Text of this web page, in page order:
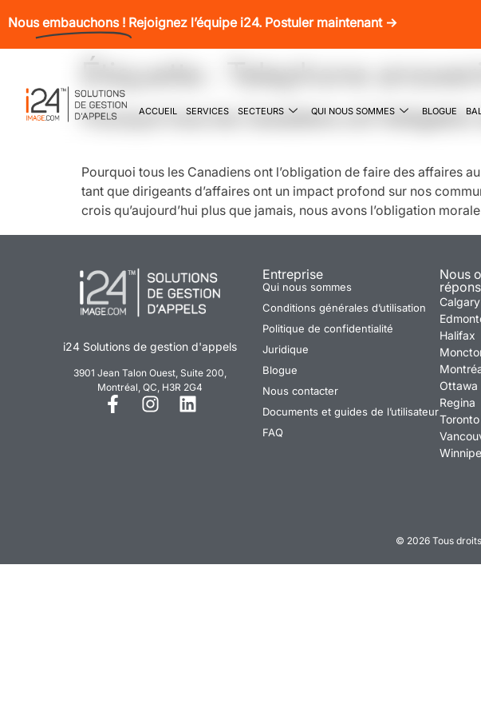
Nousembauchons ! Rejoignez l’équipe i24. Postuler maintenant →
ACCUEIL SERVICES SECTEURS QUI NOUS SOMMES BLOGUE
Étiquette : Telephone
Pourquoi tous les Canadiens ont
Pourquoi tous les Canadiens ont l’obligation de faire des affaires
tant que dirigeants d’affaires ont un impact profond sur nos
crois qu’aujourd’hui plus que jamais, nous avons l’obligation
i24 Solutions de gestion d'appels
3901 Jean Talon Ouest, Suite 200,
Montréal, QC, H3R 2G4
Entreprise
Qui nous sommes
Conditions générales d’utilisation
Politique de confidentialité
Juridique
Blogue
Nous contacter
Documents et guides de l’utilisateur
FAQ
Nous
Calgary
Halifax
Ottawa
Regina
Toronto
© 2026 Tous